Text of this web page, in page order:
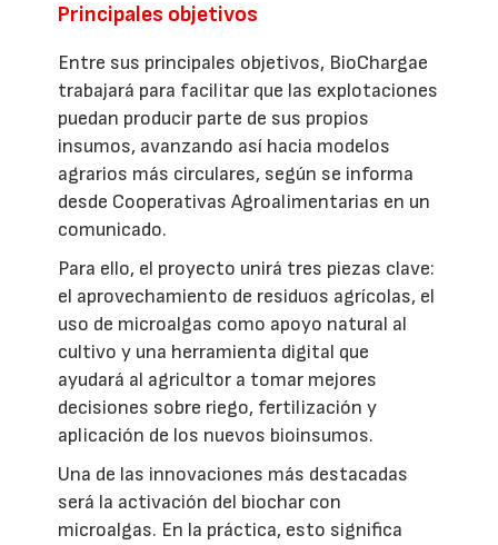
Principales objetivos
Entre sus principales objetivos, BioChargae
trabajará para facilitar que las explotaciones
puedan producir parte de sus propios
insumos, avanzando así hacia modelos
agrarios más circulares, según se informa
desde Cooperativas Agroalimentarias en un
comunicado.
Para ello, el proyecto unirá tres piezas clave:
el aprovechamiento de residuos agrícolas, el
uso de microalgas como apoyo natural al
cultivo y una herramienta digital que
ayudará al agricultor a tomar mejores
decisiones sobre riego, fertilización y
aplicación de los nuevos bioinsumos.
Una de las innovaciones más destacadas
será la activación del biochar con
microalgas. En la práctica, esto significa